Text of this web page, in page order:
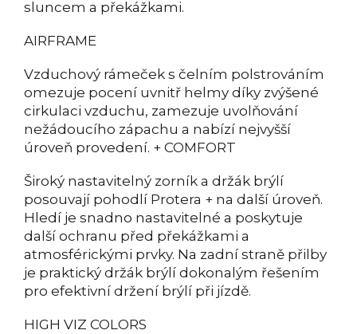
sluncem a překážkami.
AIRFRAME
Vzduchový rámeček s čelním polstrováním
omezuje pocení uvnitř helmy díky zvýšené
cirkulaci vzduchu, zamezuje uvolňování
nežádoucího zápachu a nabízí nejvyšší
úroveň provedení. + COMFORT
Široký nastavitelný zorník a držák brýlí
posouvají pohodlí Protera + na další úroveň.
Hledí je snadno nastavitelné a poskytuje
další ochranu před překážkami a
atmosférickými prvky. Na zadní straně přilby
je praktický držák brýlí dokonalým řešením
pro efektivní držení brýlí při jízdě.
HIGH VIZ COLORS